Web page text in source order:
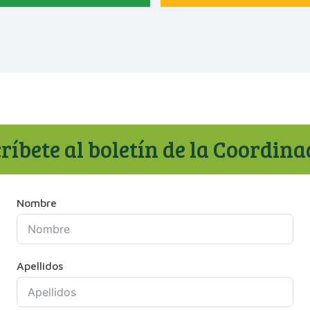
al boletín de la
Nombre
Apellidos